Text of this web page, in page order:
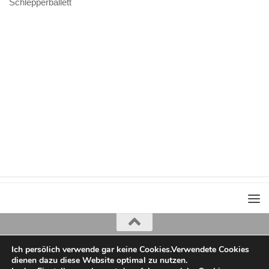
Schlepperballett
Iris Greiner
copyright 2022
Ich persölich verwende gar keine Cookies.Verwendete Cookies
dienen dazu diese Website optimal zu nutzen.